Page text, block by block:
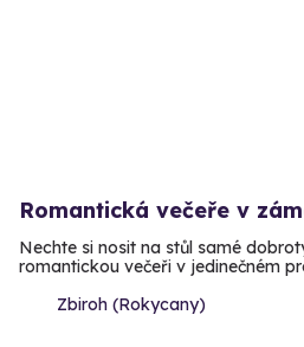
Romantická večeře v
Nechte si nosit na stůl samé
romantickou večeři v jedinečném
Zbiroh (Rokycany)